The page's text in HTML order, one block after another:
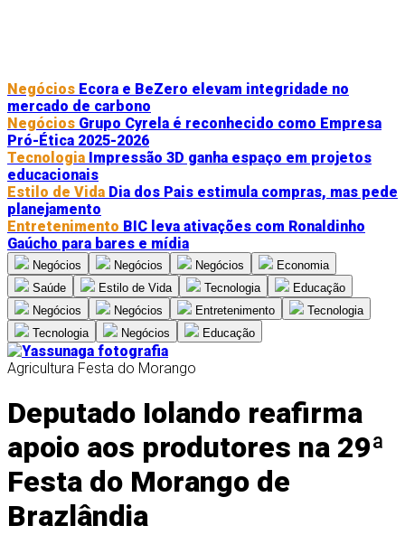
Negócios Ecora e BeZero elevam integridade no
mercado de carbono
Negócios Grupo Cyrela é reconhecido como Empresa
Pró-Ética 2025-2026
Tecnologia Impressão 3D ganha espaço em projetos
educacionais
Estilo de Vida Dia dos Pais estimula compras, mas pede
planejamento
Entretenimento BIC leva ativações com Ronaldinho
Gaúcho para bares e mídia
Negócios Negócios Negócios
Economia
Saúde
Estilo de Vida Tecnologia
Educação
Negócios
Negócios Entretenimento
Tecnologia
Tecnologia
Negócios Educação
Agricultura Festa do Morango
Deputado Iolando reafirma
apoio aos produtores na 29ª
Festa do Morango de
Brazlândia